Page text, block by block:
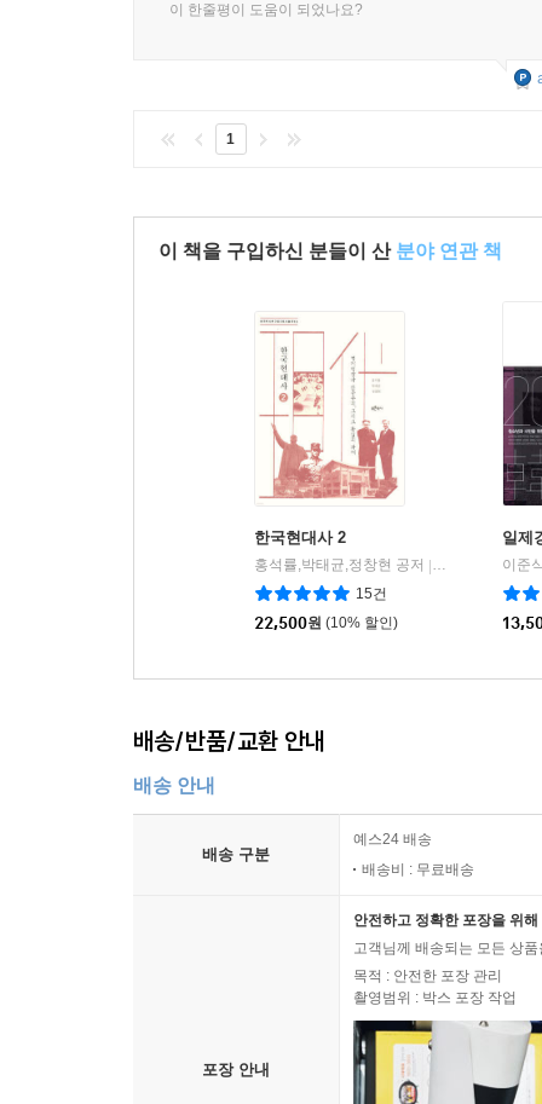
이 한줄평이 도움이 되었나요?
1
이 책을 구입하신 분들이 산 분야 연관 책
한국현대사 2
홍석률,박태균,정창현 공저
푸른역사
15건
22,500원 (10% 할인)
일제
배송/반품/교환 안내
배송 안내
배송 구분
예스24 배송
배송비 : 무료배송
포장 안내
안전하고 정확한 포장을 위
고객님께 배송되는 모든 상
목적 : 안전한 포장 관리
촬영범위 : 박스 포장 작업